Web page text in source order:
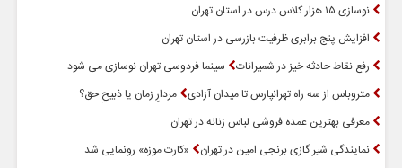
نوسازی ۱۵ هزار کلاس درس در استان تهران
افزایش پنج برابری ظرفیت بازرسی در استان تهران
رفع نقاط حادثه خیز در شمیرانات
سینما فردوسی تهران نوسازی می شود
متروباس از سه راه تهرانپارس تا میدان آزادی مردارِ زمان یا ذبیحِ حق؟
معرفی بهترین عمده فروشی لباس زنانه در تهران
نمایندگی شیر گازی برنجی امین در تهران
«کارت موزه» رونمایی شد